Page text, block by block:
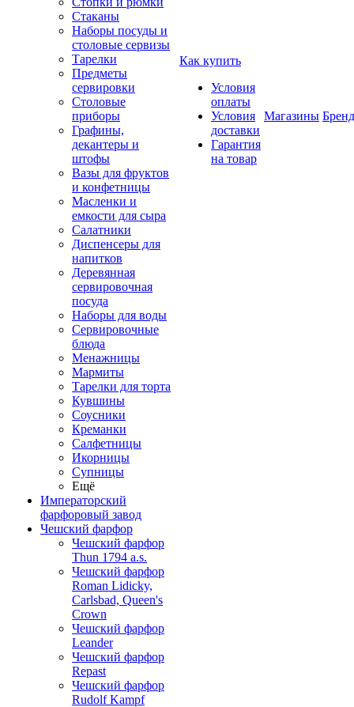
Стаканы
Наборы посуды и
столовые сервизы
Тарелки
Предметы
сервировки
Столовые
приборы
Графины,
декантеры и
штофы
Вазы для фруктов
и конфетницы
Масленки и
емкости для сыра
Салатники
Диспенсеры для
напитков
Деревянная
сервировочная
посуда
Наборы для воды
Сервировочные
блюда
Менажницы
Мармиты
Тарелки для торта
Кувшины
Соусники
Креманки
Салфетницы
Икорницы
Супницы
Ещё
Императорский
фарфоровый завод
Чешский фарфор
Чешский фарфор
Thun 1794 a.s.
Чешский фарфор
Roman Lidicky,
Carlsbad, Queen's
Crown
Чешский фарфор
Leander
Чешский фарфор
Repast
Чешский фарфор
Rudolf Kampf
Как купить
Условия
оплаты
Условия
доставки
Гарантия
на товар
Магазины